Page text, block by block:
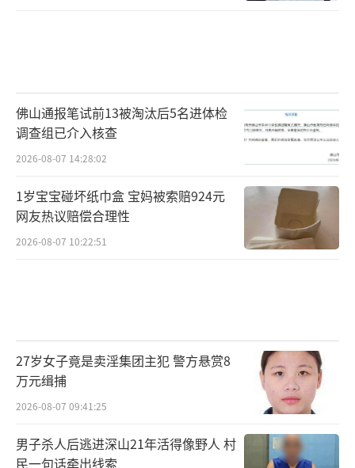
佛山通报笔试前13被淘汰后5名进体检
调查组已介入核查
2026-08-07 14:28:02
1岁宝宝碰坏纸巾盒 宝妈被索赔924元
网友热议赔偿合理性
2026-08-07 10:22:51
27岁女子竟是卖淫集团主犯 警方悬赏8
万元缉捕
2026-08-07 09:41:25
男子杀人后逃进深山21年活得像野人 村
民一句话牵出线索